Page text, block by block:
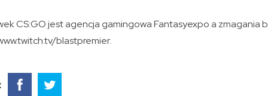
CS:GO jest agencja gamingowa Fantasyexpo a zmagania
blastpremier.